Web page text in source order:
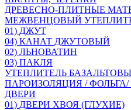
ДРЕВЕСНО-ПЛИТНЫЕ
МЕЖВЕНЦОВЫЙ
01) ДЖУТ
04) КАНАТ ДЖУТОВЫЙ
02) ЛЬНОВАТИН
03) ПАКЛЯ
УТЕПЛИТЕЛЬ
ПАРОИЗОЛЯЦИЯ /
ДВЕРИ
01) ДВЕРИ ХВОЯ (ГЛУХИЕ)